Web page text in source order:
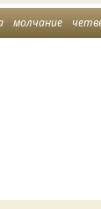
молчание